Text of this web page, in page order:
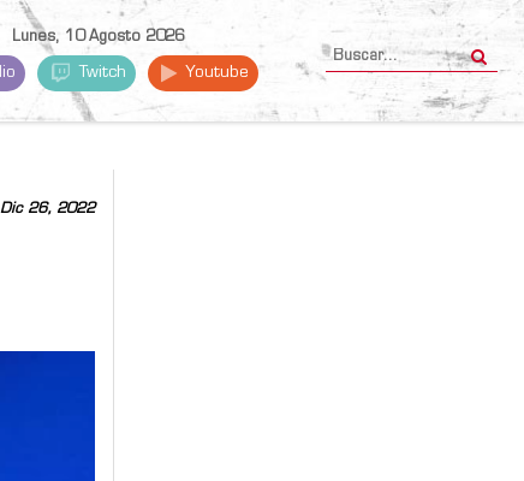
Lunes, 10 Agosto 2026
Twitch Youtube
Dic 26, 2022